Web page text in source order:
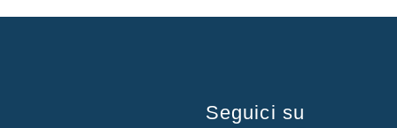
Seguici su